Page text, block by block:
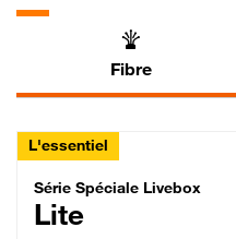
Fibre
L'essentiel
Série Spéciale
Série Spéciale Livebox
Lite